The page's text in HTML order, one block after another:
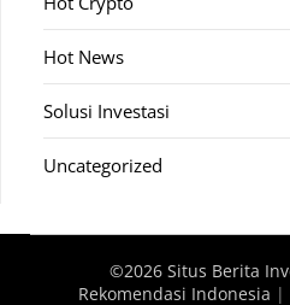
Hot News
Solusi Investasi
Uncategorized
©2026 Situs Berita
Rekomendasi Indonesia |